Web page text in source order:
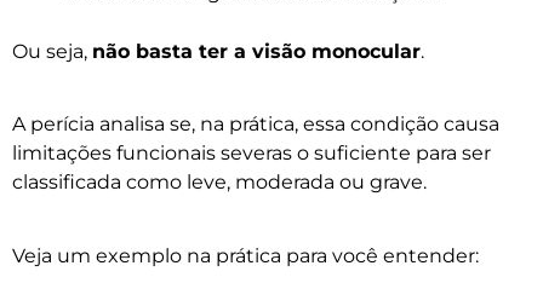
Ou seja, não basta ter a visão monocular.
A perícia analisa se, na prática, essa condição causa
limitações funcionais severas o suficiente para ser
classificada como leve, moderada ou grave.
Veja um exemplo na prática para você entender: